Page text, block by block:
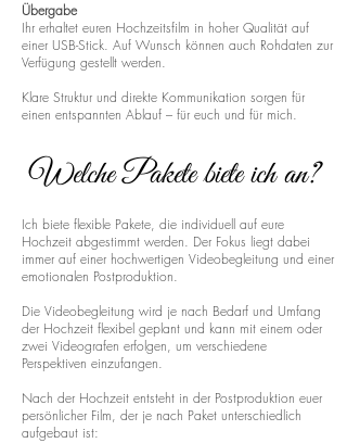
Übergabe
Ihr erhaltet euren Hochzeitsfilm in hoher Qualität auf
einer USB-Stick. Auf Wunsch können auch Rohdaten zur
Verfügung gestellt werden.
Klare Struktur und direkte Kommunikation sorgen für
einen entspannten Ablauf – für euch und für mich.
Welche Pakete biete ich an?
Ich biete flexible Pakete, die individuell auf eure
Hochzeit abgestimmt werden. Der Fokus liegt dabei
immer auf einer hochwertigen Videobegleitung und einer
emotionalen Postproduktion.
Die Videobegleitung wird je nach Bedarf und Umfang
der Hochzeit flexibel geplant und kann mit einem oder
zwei Videografen erfolgen, um verschiedene
Perspektiven einzufangen.
Nach der Hochzeit entsteht in der Postproduktion euer
persönlicher Film, der je nach Paket unterschiedlich
aufgebaut ist: